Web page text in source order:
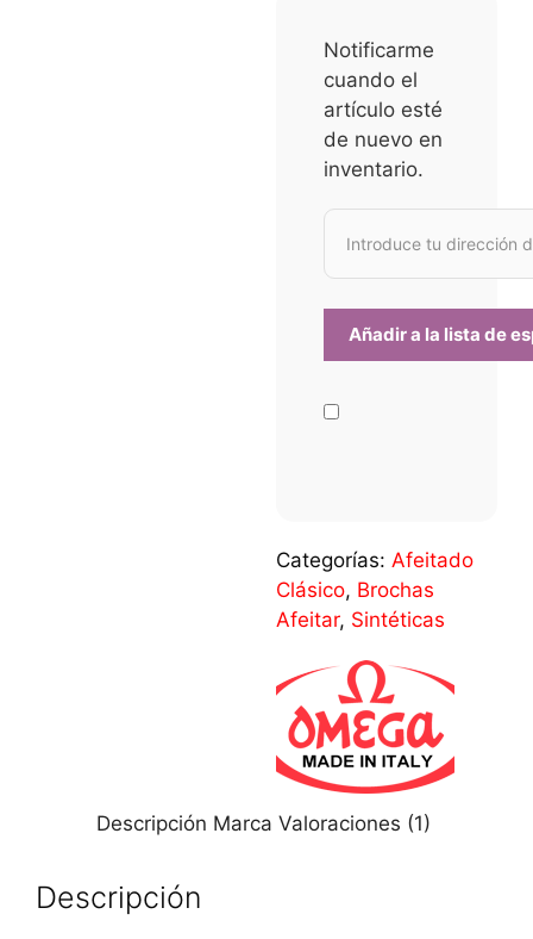
Notificarme
cuando el
artículo esté
de nuevo en
inventario.
Categorías: Afeitado
Clásico, Brochas
Afeitar, Sintéticas
Descripción Marca Valoraciones (1)
Descripción